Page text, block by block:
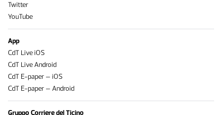
Twitter
YouTube
App
CdT Live iOS
CdT Live Android
CdT E-paper – iOS
CdT E-paper – Android
Gruppo Corriere del Ticino